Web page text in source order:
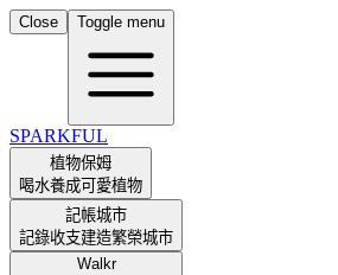
Close Toggle menu
SPARKFUL
植物保姆
喝水養成可愛植物
記帳城市
記錄收支建造繁榮城市
Walkr